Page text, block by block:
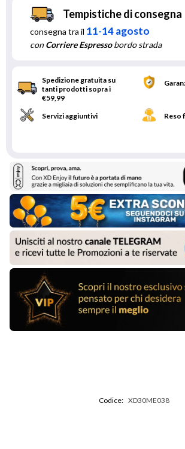
Tempistiche di consegna
consegna tra il 11-14 agosto
conCorriere Espressobordo strada
Spedizione gratuita su
tanti prodotti sopra i
€59,99
Servizi aggiuntivi Reso
Codice: XD30ME038